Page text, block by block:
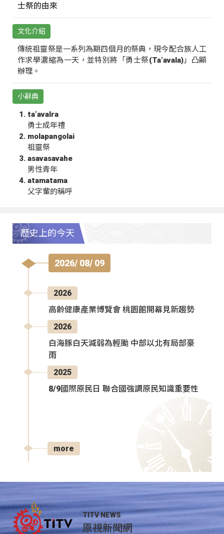
士祭的由來
文化介紹
傳統祖靈祭是一系列為期四個月的祭典，現今配合族人工
作求學濃縮為一天，並特別將「勇士祭(Ta‘avala)」凸顯
辦理。
小辭典
ta‘avalra
勇士成年禮
molapangolai
祖靈祭
asavasavahe
男性青年
atamatama
父字輩的稱呼
歷史上的今天
2026/ 08/ 09
2026
高齡健康產業博覽會 桃園館開幕見新趨勢
2026
白海豚白天減弱為輕颱 中部以北有局部豪
雨
2025
8/9國際原民日 聯合國強調原民知識重要性
more
TITV NEWS
原視新聞網